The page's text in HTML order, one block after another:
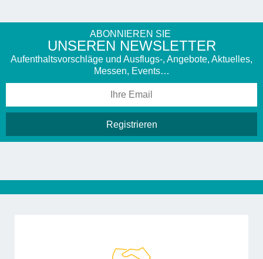
ABONNIEREN SIE
UNSEREN NEWSLETTER
Aufenthaltsvorschläge und Ausflugs-, Angebote, Aktuelles,
Messen, Events…